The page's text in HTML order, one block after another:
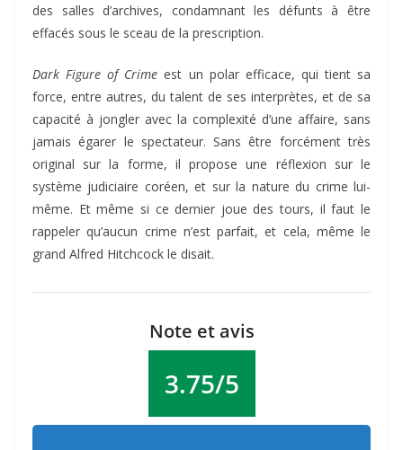
des salles d’archives, condamnant les défunts à être
effacés sous le sceau de la prescription.
Dark Figure of Crime est un polar efficace, qui tient sa
force, entre autres, du talent de ses interprètes, et de sa
capacité à jongler avec la complexité d’une affaire, sans
jamais égarer le spectateur. Sans être forcément très
original sur la forme, il propose une réflexion sur le
système judiciaire coréen, et sur la nature du crime lui-
même. Et même si ce dernier joue des tours, il faut le
rappeler qu’aucun crime n’est parfait, et cela, même le
grand Alfred Hitchcock le disait.
Note et avis
3.75/5